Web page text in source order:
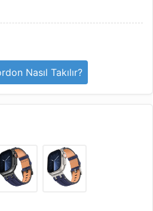
Nasıl Takılır?